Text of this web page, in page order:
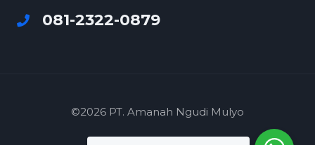
081-2322-0879
©2026 PT. Amanah Ngudi Mulyo